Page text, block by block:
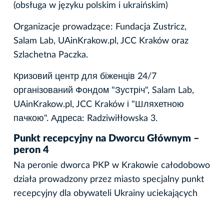
(obsługa w języku polskim i ukraińskim)
Organizacje prowadzące: Fundacja Zustricz,
Salam Lab, UAinKrakow.pl, JCC Kraków oraz
Szlachetna Paczka.
Кризовий центр для біженців 24/7
організований Фондом "Зустріч", Salam Lab,
UAinKrakow.pl, JCC Kraków і "Шляхетною
пачкою". Адреса: Radziwiłłowska 3.
Punkt recepcyjny na Dworcu Głównym –
peron 4
Na peronie dworca PKP w Krakowie całodobowo
działa prowadzony przez miasto specjalny punkt
recepcyjny dla obywateli Ukrainy uciekających